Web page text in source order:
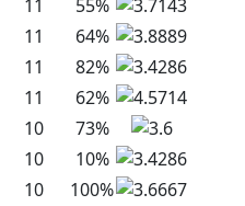
11
55%
11
64%
11
82%
11
62%
10
73%
10
10%
10
100%